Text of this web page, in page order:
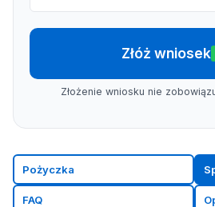
Złóż wniosek
Złożenie wniosku nie
Pożyczka
FAQ